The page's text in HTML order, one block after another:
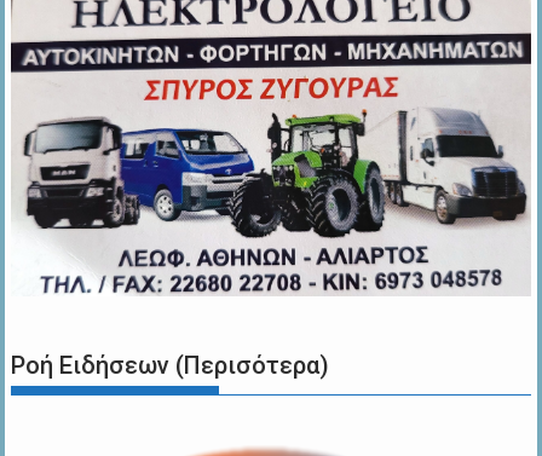
Ροή Ειδήσεων (Περισότερα)